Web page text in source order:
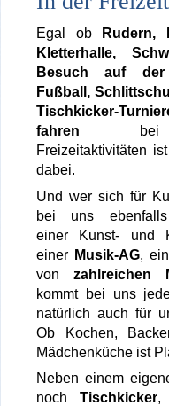
Egal ob
Rudern,
Kletterhalle,
Besuch auf der
Fußball,
Tischkicker-
fahren bei
Freizeitaktivitäten
dabei.
Und wer sich für
bei uns
einer Kunst- und
einer Musik-AG,
von zahlreichen
kommt bei uns
natürlich auch für
Ob Kochen,
Mädchenküche ist
Neben einem
nochTischkicker,